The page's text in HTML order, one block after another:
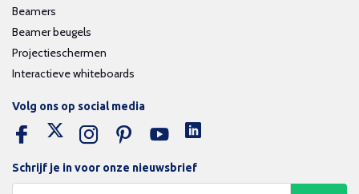
Beamers
Beamer beugels
Projectieschermen
Interactieve whiteboards
Schrijf je in voor onze nieuwsbrief
Volg ons op social media